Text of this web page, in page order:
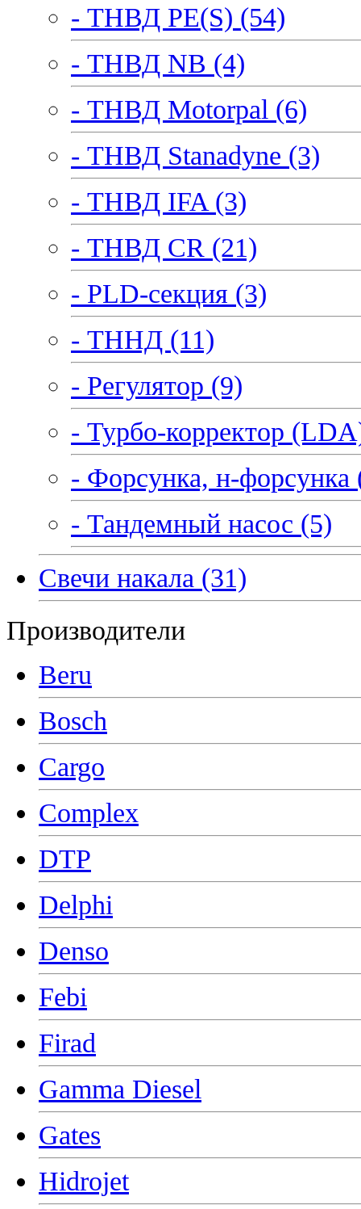
- ТНВД PE(S) (54)
- ТНВД NB (4)
- ТНВД Motorpal (6)
- ТНВД Stanadyne (3)
- ТНВД IFA (3)
- ТНВД CR (21)
- PLD-секция (3)
- ТННД (11)
- Регулятор (9)
- Турбо-корректор
- Форсунка, н-форсунка
- Тандемный насос (5)
Свечи накала (31)
Производители
Beru
Bosch
Cargo
Complex
DTP
Delphi
Denso
Febi
Firad
Gamma Diesel
Gates
Hidrojet